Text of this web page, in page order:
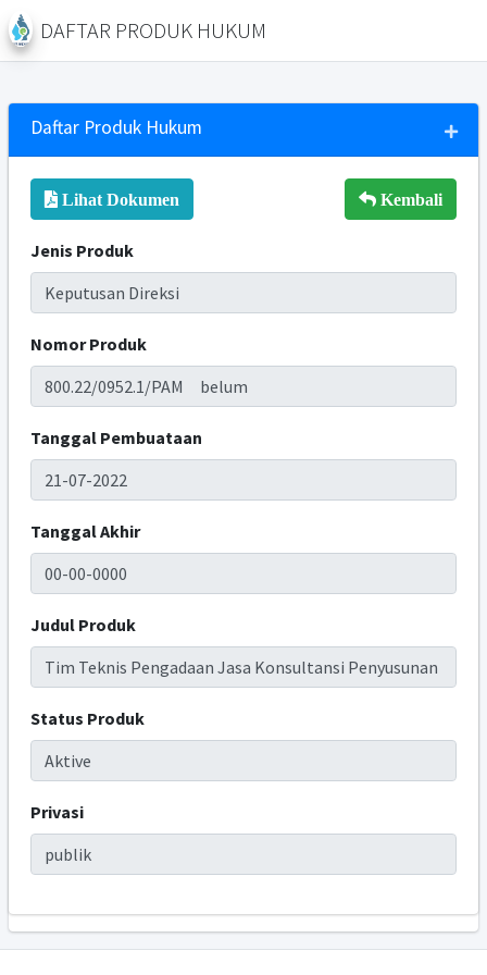
DAFTAR PRODUK HUKUM
Daftar Produk Hukum
Lihat Dokumen Kembali
Jenis Produk
Nomor Produk
Tanggal Pembuataan
Tanggal Akhir
Judul Produk
Status Produk
Privasi